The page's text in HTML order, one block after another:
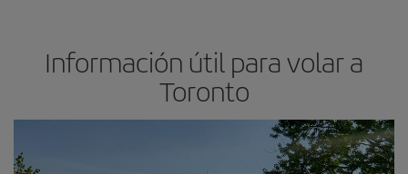
Información útil para volar a
Toronto